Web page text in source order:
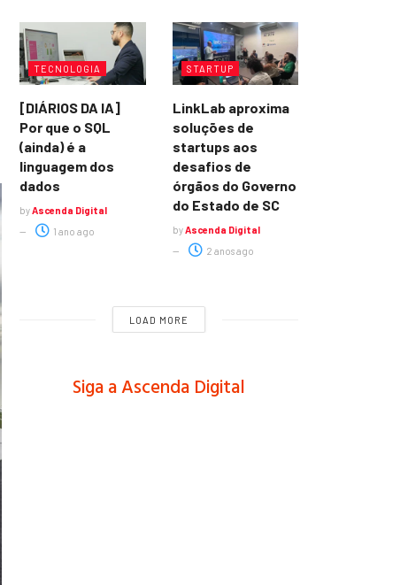
TECNOLOGIA
[DIÁRIOS DA IA]
Por que o SQL
(ainda) é a
linguagem dos
dados
byAscenda Digital
1 ano ago
STARTUP
LinkLab aproxima
soluções de
startups aos
desafios de
órgãos do Governo
do Estado de SC
byAscenda Digital
2 anos ago
LOAD MORE
Siga a Ascenda Digital